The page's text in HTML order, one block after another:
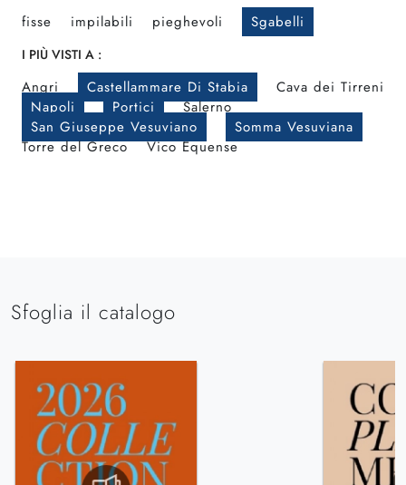
fisse impilabili pieghevoli Sgabelli
I PIÙ VISTI A :
Angri Castellammare Di Stabia
Cava dei Tirreni
Napoli
Portici
Salerno
San Giuseppe Vesuviano
Somma Vesuviana
Torre del Greco
Vico Equense
Sfoglia il catalogo